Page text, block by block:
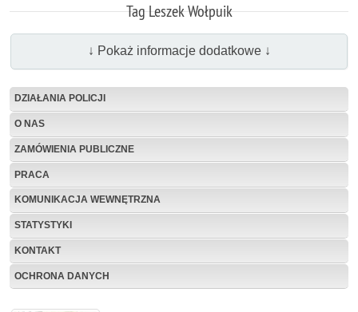
Tag Leszek Wołpuik
↓ Pokaż informacje dodatkowe ↓
DZIAŁANIA POLICJI
O NAS
ZAMÓWIENIA PUBLICZNE
PRACA
KOMUNIKACJA WEWNĘTRZNA
STATYSTYKI
KONTAKT
OCHRONA DANYCH